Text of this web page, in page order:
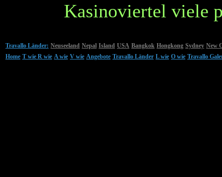
Kasinoviertel viele
Travallo Länder: Neuseeland Nepal Island USA Bangkok Hongkong Sydney New
Home T wie R wie A wie V wie Angebote Travallo Länder L wie O wie Travallo